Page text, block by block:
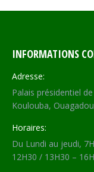
INFORMATIONS
Adresse:
Palais présidentiel
Koulouba,
Horaires:
Du Lundi au jeudi,
12H30 / 13H30 –